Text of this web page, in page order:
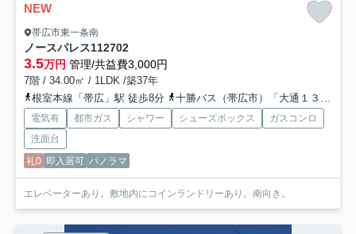
NEW
帯広市東一条南
ノースパレス112702
3.5万円 管理/共益費3,000円
7階 / 34.00㎡ / 1LDK /築37年
根室本線「帯広」駅 徒歩8分
十勝バス（帯広市）「大通１３丁目」バス停下車 徒歩2分
電気有 都市ガス シャワー シューズボックス
ガスコンロ
洗面台
礼0 即入居可 パノラマ
エレベーターあり。敷地内にコインランドリーあり。南向き。